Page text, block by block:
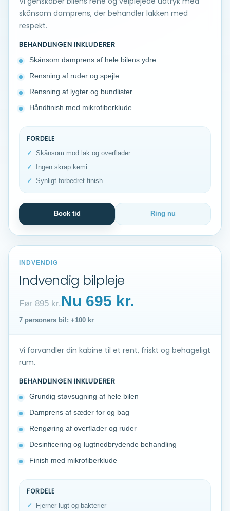
skånsom damprens, der behandler lakken med
respekt.
BEHANDLINGEN INKLUDERER
Skånsom damprens af hele bilens ydre
Rensning af ruder og spejle
Rensning af lygter og bundlister
Håndfinish med mikrofiberklude
FORDELE
Skånsom mod lak og overflader
Ingen skrap kemi
Synligt forbedret finish
Book tid Ring nu
INDVENDIG
Indvendig bilpleje
Før 895 kr.Nu 695 kr.
7 personers bil: +100 kr
Vi forvandler din kabine til et rent, friskt og behageligt
rum.
BEHANDLINGEN INKLUDERER
Grundig støvsugning af hele bilen
Damprens af sæder for og bag
Rengøring af overflader og ruder
Desinficering og lugtnedbrydende behandling
Finish med mikrofiberklude
FORDELE
Fjerner lugt og bakterier